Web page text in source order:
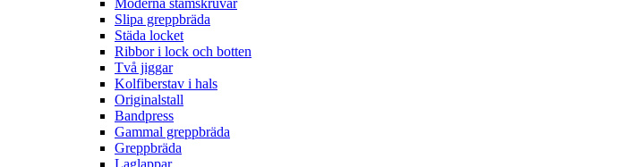
Slipa greppbräda
Städa locket
Ribbor i lock och botten
Två jiggar
Kolfiberstav i hals
Originalstall
Bandpress
Gammal greppbräda
Greppbräda
Laglappar